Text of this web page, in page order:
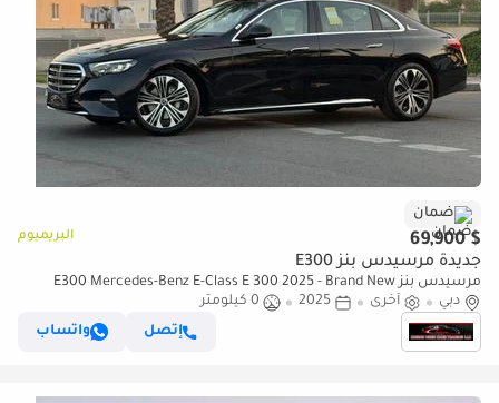
ضمان
$ 69,900 البريميوم
جديدة مرسيدس بنز E300
مرسيدس بنز E300 Mercedes-Benz E-Class E 300 2025 - Brand New
Luxury - Full Options With Warranty
دبي أخرى 2025
0 كيلومتر
إتصل
واتساب